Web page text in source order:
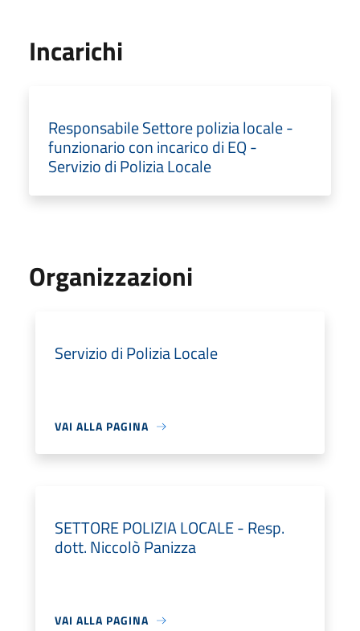
Incarichi
Responsabile Settore polizia locale -
funzionario con incarico di EQ -
Servizio di Polizia Locale
Organizzazioni
Servizio di Polizia Locale
VAI ALLA PAGINA
SETTORE POLIZIA LOCALE - Resp.
dott. Niccolò Panizza
VAI ALLA PAGINA